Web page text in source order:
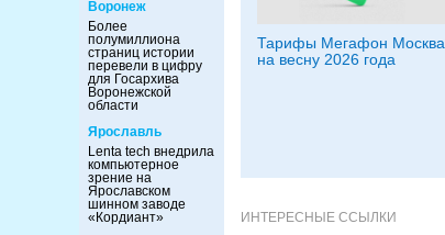
Воронеж
Более
полумиллиона
страниц истории
перевели в цифру
для Госархива
Воронежской
области
Ярославль
Lenta tech внедрила
компьютерное
зрение на
Ярославском
шинном заводе
«Кордиант»
Тарифы Мегафон Москва
на весну 2026 года
ИНТЕРЕСНЫЕ ССЫЛКИ